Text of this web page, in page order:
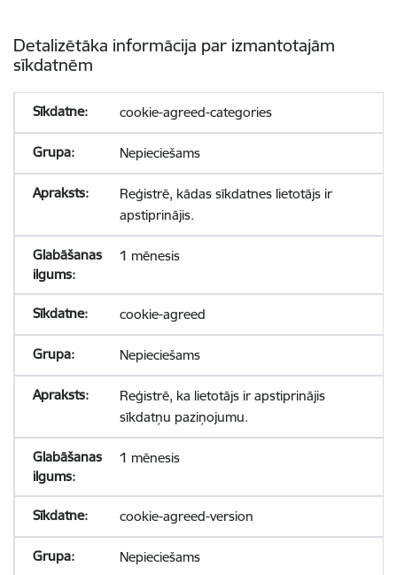
Detalizētāka informācija par izmantotajām
sīkdatnēm
cookie-agreed-categories
Nepieciešams
Reģistrē, kādas sīkdatnes lietotājs ir
apstiprinājis.
1 mēnesis
cookie-agreed
Nepieciešams
Reģistrē, ka lietotājs ir apstiprinājis
sīkdatņu paziņojumu.
1 mēnesis
cookie-agreed-version
Nepieciešams